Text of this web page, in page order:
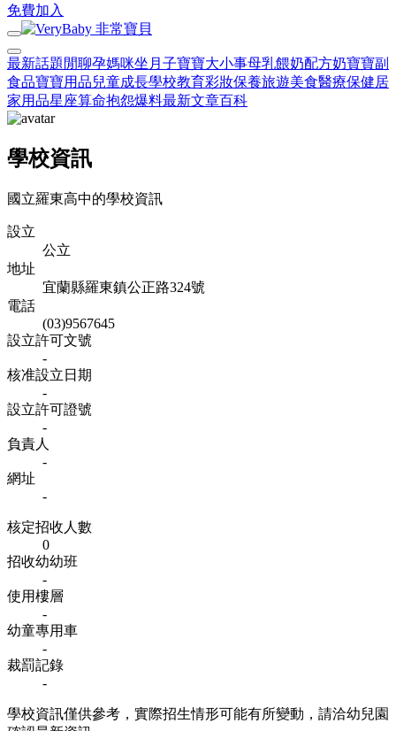
免費加入
最新話題 閒聊孕媽咪坐月子寶寶大小事母乳餵奶配方奶寶寶副
食品寶寶用品兒童成長學校教育彩妝保養旅遊美食醫療保健居
家用品星座算命抱怨爆料最新文章百科
學校資訊
國立羅東高中的學校資訊
設立
公立
地址
宜蘭縣羅東鎮公正路324號
電話
(03)9567645
設立許可文號
-
核准設立日期
-
設立許可證號
-
負責人
-
網址
-
核定招收人數
0
招收幼幼班
-
使用樓層
-
幼童專用車
-
裁罰記錄
-
學校資訊僅供參考，實際招生情形可能有所變動，請洽幼兒園